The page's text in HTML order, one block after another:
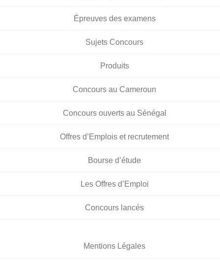
Épreuves des examens
Sujets Concours
Produits
Concours au Cameroun
Concours ouverts au Sénégal
Offres d’Emplois et recrutement
Bourse d’étude
Les Offres d’Emploi
Concours lancés
Mentions Légales